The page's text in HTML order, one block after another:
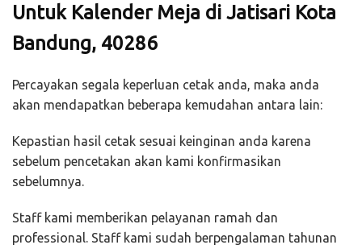
Untuk Kalender Meja di Jatisari Kota
Bandung, 40286
Percayakan segala keperluan cetak anda, maka anda
akan mendapatkan beberapa kemudahan antara lain:
Kepastian hasil cetak sesuai keinginan anda karena
sebelum pencetakan akan kami konfirmasikan
sebelumnya.
Staff kami memberikan pelayanan ramah dan
professional. Staff kami sudah berpengalaman tahunan